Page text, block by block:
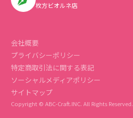
枚方ビオルネ店
Copyright © ABC-Craft.INC. All Rights Reserved.
会社概要
プライバシーポリシー
特定商取引法に関する表記
ソーシャルメディアポリシー
サイトマップ